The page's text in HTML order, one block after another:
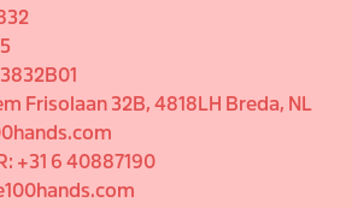
Frisolaan 32B, 4818LH Breda, NL
+31 6 40887190